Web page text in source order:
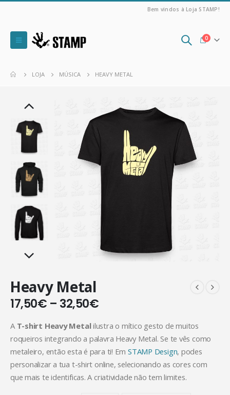
Bem vindos à Loja STAMP!
0
LOJA MÚSICA HEAVY METAL
Heavy Metal
17,50€ – 32,50€
AT-shirt Heavy Metalilustra o mítico gesto de muitos
roqueiros integrando a palavra Heavy Metal. Se te vês como
metaleiro, então esta é para ti! Em STAMP Design, podes
personalizar a tua t-shirt online, selecionando as cores com
que mais te identificas. A criatividade não tem limites.